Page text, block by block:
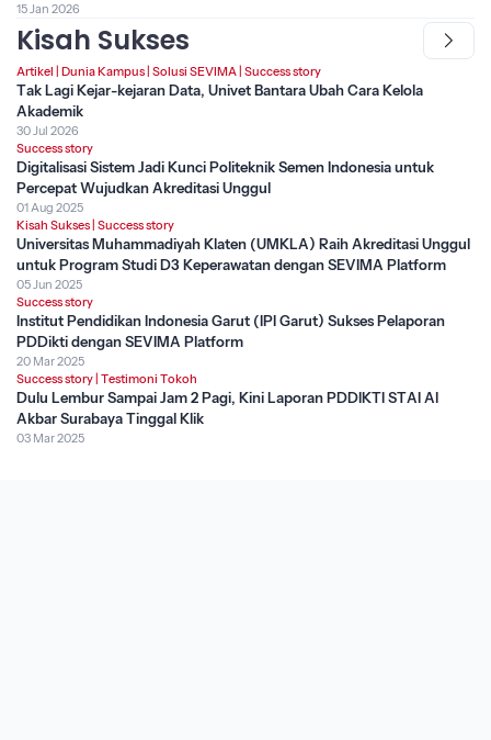
15 Jan 2026
Kisah Sukses
Artikel Dunia Kampus Solusi SEVIMA Success story
Tak Lagi Kejar-kejaran Data, Univet Bantara Ubah Cara Kelola
Akademik
30 Jul 2026
Success story
Digitalisasi Sistem Jadi Kunci Politeknik Semen Indonesia untuk
Percepat Wujudkan Akreditasi Unggul
01 Aug 2025
Kisah Sukses Success story
Universitas Muhammadiyah Klaten (UMKLA) Raih Akreditasi Unggul
untuk Program Studi D3 Keperawatan dengan SEVIMA Platform
05 Jun 2025
Success story
Institut Pendidikan Indonesia Garut (IPI Garut) Sukses Pelaporan
PDDikti dengan SEVIMA Platform
20 Mar 2025
Success story Testimoni Tokoh
Dulu Lembur Sampai Jam 2 Pagi, Kini Laporan PDDIKTI STAI Al
Akbar Surabaya Tinggal Klik
03 Mar 2025